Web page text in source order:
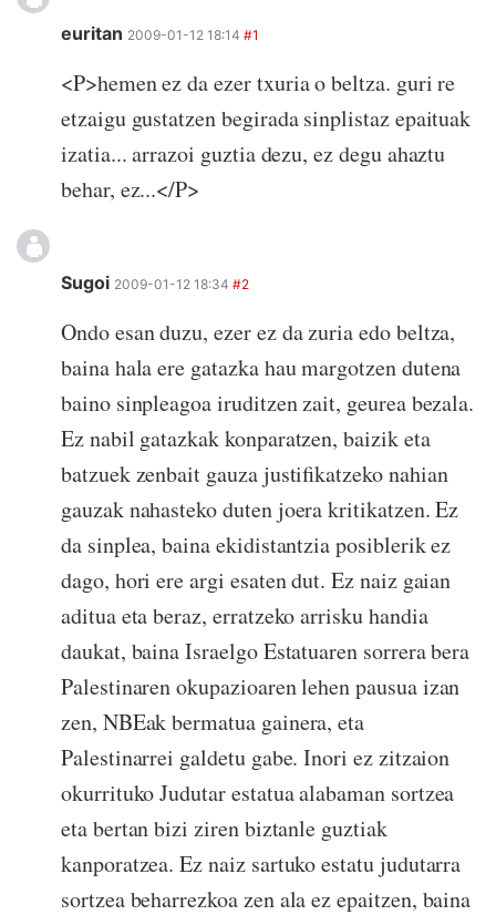
euritan 2009-01-12 18:14 #1
<P>hemen ez da ezer txuria o beltza. guri re
etzaigu gustatzen begirada sinplistaz epaituak
izatia... arrazoi guztia dezu, ez degu ahaztu
behar, ez...</P>
Sugoi 2009-01-12 18:34 #2
Ondo esan duzu, ezer ez da zuria edo beltza,
baina hala ere gatazka hau margotzen dutena
baino sinpleagoa iruditzen zait, geurea bezala.
Ez nabil gatazkak konparatzen, baizik eta
batzuek zenbait gauza justifikatzeko nahian
gauzak nahasteko duten joera kritikatzen. Ez
da sinplea, baina ekidistantzia posiblerik ez
dago, hori ere argi esaten dut. Ez naiz gaian
aditua eta beraz, erratzeko arrisku handia
daukat, baina Israelgo Estatuaren sorrera bera
Palestinaren okupazioaren lehen pausua izan
zen, NBEak bermatua gainera, eta
Palestinarrei galdetu gabe. Inori ez zitzaion
okurrituko Judutar estatua alabaman sortzea
eta bertan bizi ziren biztanle guztiak
kanporatzea. Ez naiz sartuko estatu judutarra
sortzea beharrezkoa zen ala ez epaitzen, baina